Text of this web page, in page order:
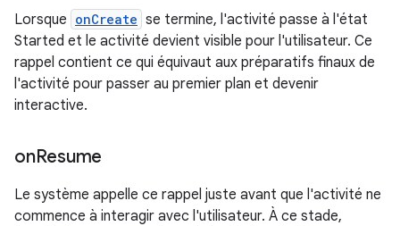
Lorsque onCreate se termine, l'activité passe à l'état
Started et le activité devient visible pour l'utilisateur. Ce
rappel contient ce qui équivaut aux préparatifs finaux de
l'activité pour passer au premier plan et devenir
interactive.
onResume
Le système appelle ce rappel juste avant que l'activité ne
commence à interagir avec l'utilisateur. À ce stade,